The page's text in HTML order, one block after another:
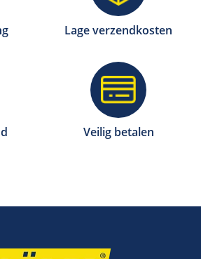
Lage verzendkosten
Veilig betalen